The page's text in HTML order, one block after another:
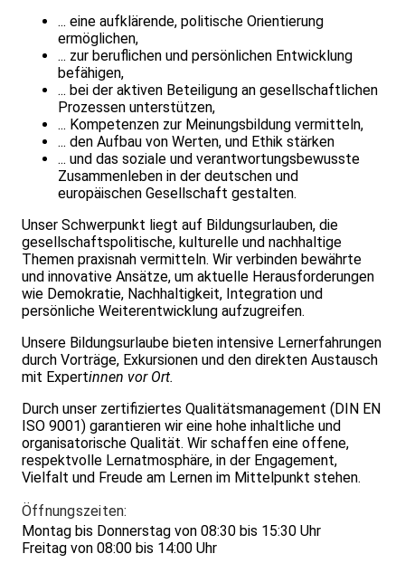
... eine aufklärende, politische Orientierung
ermöglichen,
... zur beruflichen und persönlichen Entwicklung
befähigen,
... bei der aktiven Beteiligung an gesellschaftlichen
Prozessen unterstützen,
... Kompetenzen zur Meinungsbildung vermitteln,
... den Aufbau von Werten, und Ethik stärken
... und das soziale und verantwortungsbewusste
Zusammenleben in der deutschen und
europäischen Gesellschaft gestalten.
Unser Schwerpunkt liegt auf Bildungsurlauben, die
gesellschaftspolitische, kulturelle und nachhaltige
Themen praxisnah vermitteln. Wir verbinden bewährte
und innovative Ansätze, um aktuelle Herausforderungen
wie Demokratie, Nachhaltigkeit, Integration und
persönliche Weiterentwicklung aufzugreifen.
Unsere Bildungsurlaube bieten intensive Lernerfahrungen
durch Vorträge, Exkursionen und den direkten Austausch
mit Expertinnen vor Ort.
Durch unser zertifiziertes Qualitätsmanagement (DIN EN
ISO 9001) garantieren wir eine hohe inhaltliche und
organisatorische Qualität. Wir schaffen eine offene,
respektvolle Lernatmosphäre, in der Engagement,
Vielfalt und Freude am Lernen im Mittelpunkt stehen.
Öffnungszeiten:
Montag bis Donnerstag von 08:30 bis 15:30 Uhr
Freitag von 08:00 bis 14:00 Uhr